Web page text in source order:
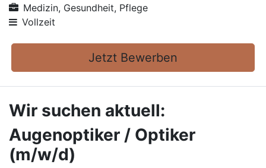
Medizin, Gesundheit, Pflege
Vollzeit
Jetzt Bewerben
Wir suchen aktuell:
Augenoptiker / Optiker
(m/w/d)